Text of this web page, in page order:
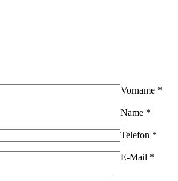
Vorname *
Name *
Telefon *
E-Mail *